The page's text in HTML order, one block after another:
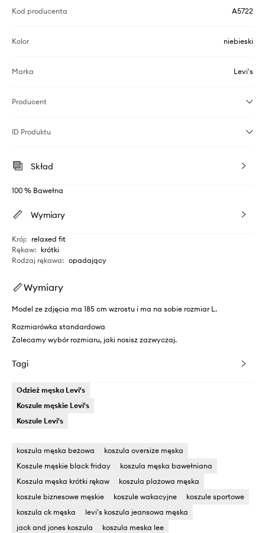
Kod producenta A5722
Kolor niebieski
Marka Levi's
Producent
ID Produktu
Skład
100 % Bawełna
Wymiary
Krój: relaxed fit
Rękaw: krótki
Rodzaj rękawa: opadający
Wymiary
Model ze zdjęcia ma 185 cm wzrostu i ma na sobie rozmiar L.
Rozmiarówka standardowa
Zalecamy wybór rozmiaru, jaki nosisz zazwyczaj.
Tagi
Odzież męska Levi's
Koszule męskie Levi's
Koszule Levi's
koszula męska beżowa
koszula oversize męska
Koszule męskie black friday
koszula męska bawełniana
Koszula męska krótki rękaw
koszula plażowa męska
koszule biznesowe męskie
koszule wakacyjne
koszule sportowe
koszula ck męska
levi's koszula jeansowa męska
jack and jones koszula
koszula meska lee